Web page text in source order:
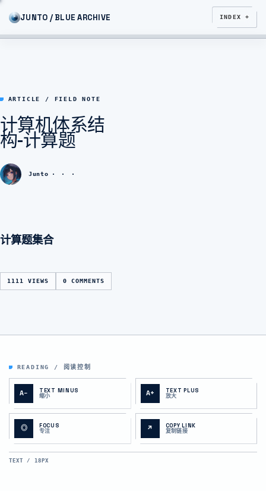
JUNTO / BLUE ARCHIVE INDEX +
ARTICLE / FIELD NOTE
计算机体系结
构-计算题
Junto
计算题集合
1111 VIEWS 0 COMMENTS
READING / 阅读控制
A− TEXT MINUS
缩小 A+ TEXT PLUS
放大
◎ FOCUS
专注 ↗ COPY LINK
复制链接
TEXT / 18PX